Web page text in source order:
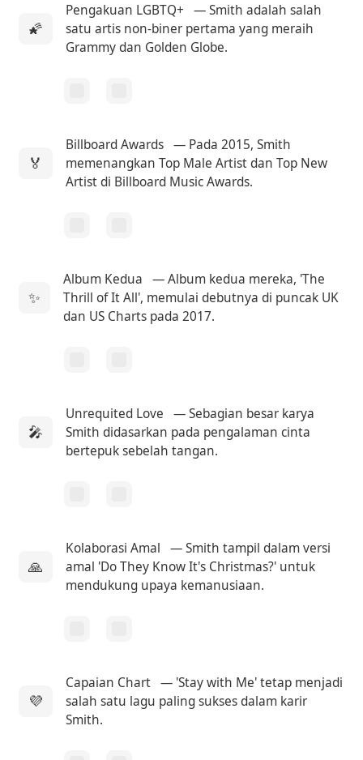
🌠
Pengakuan LGBTQ+
— Smith adalah salah
satu artis non-biner pertama yang meraih
Grammy dan Golden Globe.
🏅
Billboard Awards — Pada 2015, Smith
memenangkan Top Male Artist dan Top New
Artist di Billboard Music Awards.
✨
Album Kedua
— Album kedua mereka, 'The
Thrill of It All', memulai debutnya di puncak UK
dan US Charts pada 2017.
🎤
Unrequited Love
— Sebagian besar karya
Smith didasarkan pada pengalaman cinta
bertepuk sebelah tangan.
🙏
Kolaborasi Amal
— Smith tampil dalam versi
amal 'Do They Know It's Christmas?' untuk
mendukung upaya kemanusiaan.
💜
Capaian Chart — 'Stay with Me' tetap menjadi
salah satu lagu paling sukses dalam karir
Smith.